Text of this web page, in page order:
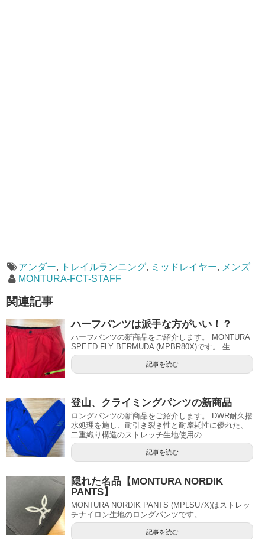
アンダー, トレイルランニング, ミッドレイヤー, メンズ
MONTURA-FCT-STAFF
関連記事
ハーフパンツは派手な方がいい！？
ハーフパンツの新商品をご紹介します。 MONTURA
SPEED FLY BERMUDA (MPBR80X)です。 生...
記事を読む
登山、クライミングパンツの新商品
ロングパンツの新商品をご紹介します。 DWR耐久撥
水処理を施し、耐引き裂き性と耐摩耗性に優れた、
二重織り構造のストレッチ生地使用の ...
記事を読む
隠れた名品【MONTURA NORDIK
PANTS】
MONTURA NORDIK PANTS (MPLSU7X)はストレッ
チナイロン生地のロングパンツです。
記事を読む